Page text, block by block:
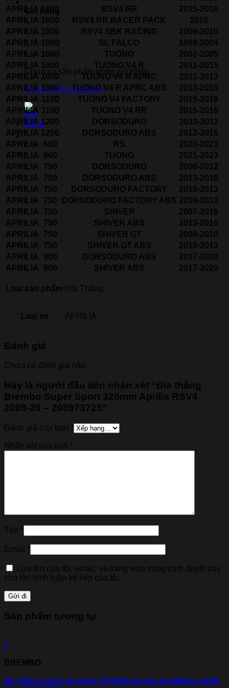
Giỏ hàng
Chưa có sản phẩm trong giỏ hàng.
Quay trở lại cửa hàng
APRILIA 1000 RSV4 RR
2015-2016
APRILIA 1000 RSV4 RR RACER PACK
2015
APRILIA
1000 RSV4 SBK RACING
2009-2010
APRILIA
1000 SL FALCO
1999-2004
APRILIA
1000 TUONO
2002-2005
APRILIA
1000 TUONO V4 R
2011-2015
APRILIA 1000 TUONO V4 R APRC
2011-2013
APRILIA 1000 TUONO V4 R APRC ABS
2013-2015
APRILIA
1100 TUONO V4 FACTORY
2015-2016
APRILIA
1100 TUONO V4 RR
2015-2016
APRILIA 1200 DORSODURO
2010-2011
APRILIA
1200 DORSODURO ABS
2012-2015
APRILIA
660 RS
2020-2023
APRILIA
660 TUONO
2021-2023
APRILIA
750 DORSODURO
2008-2012
APRILIA
750 DORSODURO ABS
2013-2016
APRILIA
750 DORSODURO FACTORY
2010-2013
APRILIA
750 DORSODURO FACTORY ABS 2010-2013
APRILIA
750 SHIVER
2007-2016
APRILIA
750 SHIVER ABS
2013-2016
APRILIA
750 SHIVER GT
2009-2010
APRILIA
750 SHIVER GT ABS
2010-2013
APRILIA
900 DORSODURO ABS
2017-2020
APRILIA
900 SHIVER ABS 2017-2020
Loại sản phẩm Đĩa Thắng
Loại xe APRILIA
Đánh giá
Chưa có đánh giá nào.
Hãy là người đầu tiên nhận xét “Đĩa thắng
Brembo Super Sport 320mm Aprilia RSV4
2009-20 – 208973725”
Đánh giá của bạn *
Nhận xét của bạn *
Tên *
Email *
Lưu tên của tôi, email, và trang web trong trình duyệt này
cho lần bình luận kế tiếp của tôi.
Sản phẩm tương tự
+
BREMBO
Bố thắng trước Brembo 07HO65 Honda GoldWing 2020-